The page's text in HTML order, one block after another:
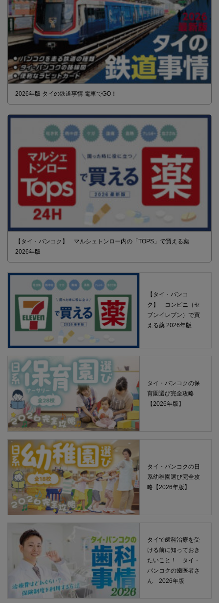
2026年版 タイの鉄道事情 電車でGO！
【タイ・バンコク】 マルシェトンロー内の「TOPS」で買える薬
2026年版
【タイ・バンコ
ク】 コンビニ（セ
ブンイレブン）で買
える薬 2026年版
タイ・バンコクの保
育園選び完全攻略
【2026年版】
タイ・バンコクの日
系幼稚園選び完全攻
略【2026年版】
タイで歯科治療を受
ける前に知っておき
たいこと！ タイ・
バンコクの歯医者さ
ん 2026年版